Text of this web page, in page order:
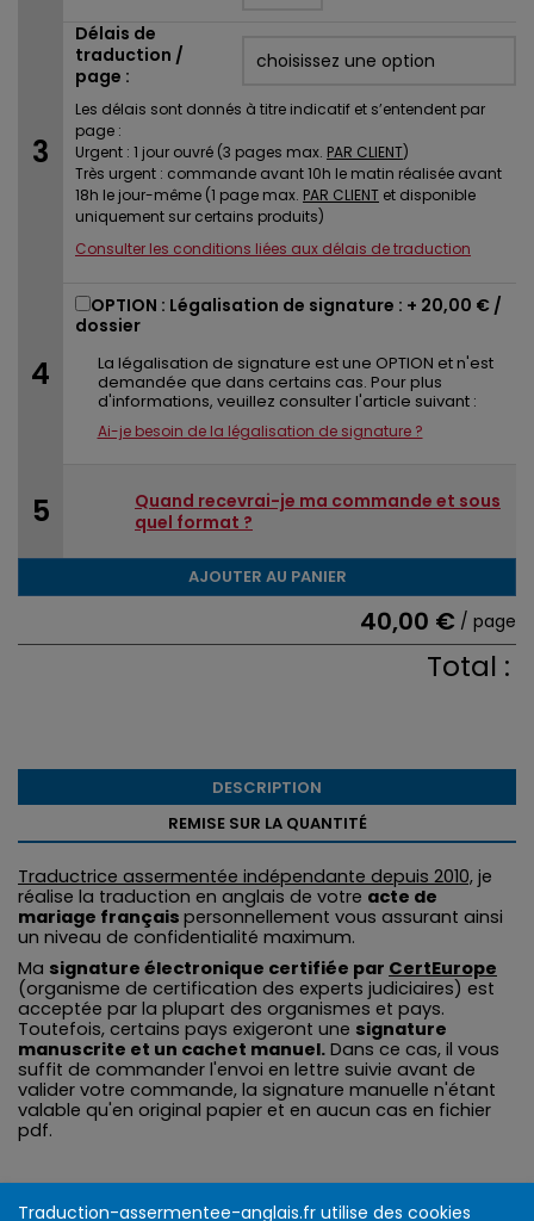
Délais de
traduction /
page :
Les délais sont donnés à titre indicatif et s’entendent par
page :
Urgent : 1 jour ouvré (3 pages max. PAR CLIENT)
Très urgent : commande avant 10h le matin réalisée avant
18h le jour-même (1 page max. PAR CLIENT et disponible
uniquement sur certains produits)
Consulter les conditions liées aux délais de traduction
OPTION : Légalisation de signature : + 20,00 € /
dossier
La légalisation de signature est une OPTION et n'est
demandée que dans certains cas. Pour plus
d'informations, veuillez consulter l'article suivant :
Ai-je besoin de la légalisation de signature ?
Quand recevrai-je ma commande et sous
quel format ?
AJOUTER AU PANIER
40,00 € / page
Total :
DESCRIPTION
REMISE SUR LA QUANTITÉ
Traductrice assermentée indépendante depuis 2010, je
réalise la traduction en anglais de votre acte de
mariage français personnellement vous assurant ainsi
un niveau de confidentialité maximum.
Ma signature électronique certifiée par CertEurope
(organisme de certification des experts judiciaires) est
acceptée par la plupart des organismes et pays.
Toutefois, certains pays exigeront une signature
manuscrite et un cachet manuel. Dans ce cas, il vous
suffit de commander l'envoi en lettre suivie avant de
valider votre commande, la signature manuelle n'étant
valable qu'en original papier et en aucun cas en fichier
pdf.
Traduction-assermentee-anglais.fr utilise des cookies